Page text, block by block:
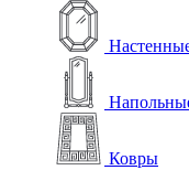
Ковры